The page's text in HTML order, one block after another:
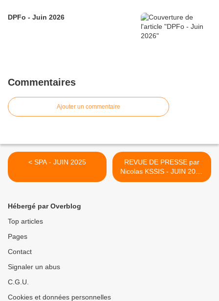
DPFo - Juin 2026
Commentaires
Ajouter un commentaire
< SPA - JUIN 2025
REVUE DE PRESSE par
Nicolas KSSIS - JUIN 2025
>
Hébergé par Overblog
Top articles
Pages
Contact
Signaler un abus
C.G.U.
Cookies et données personnelles